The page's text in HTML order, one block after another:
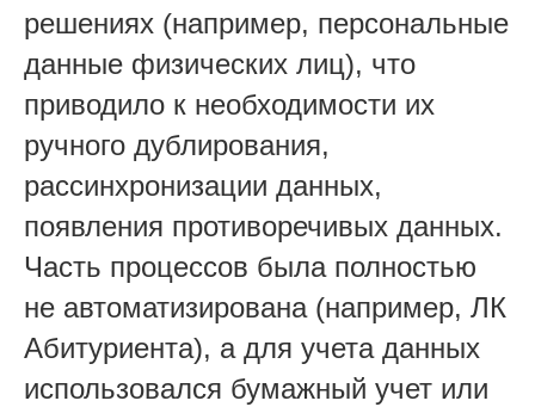
решениях (например, персональные
данные физических лиц), что
приводило к необходимости их
ручного дублирования,
рассинхронизации данных,
появления противоречивых данных.
Часть процессов была полностью
не автоматизирована (например, ЛК
Абитуриента), а для учета данных
использовался бумажный учет или